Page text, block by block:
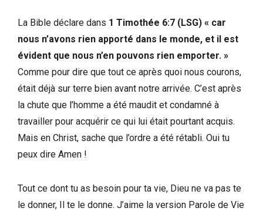
La Bible déclare dans 1 Timothée 6:7 (LSG) « car
nous n’avons rien apporté dans le monde, et il est
évident que nous n’en pouvons rien emporter. »
Comme pour dire que tout ce après quoi nous courons,
était déjà sur terre bien avant notre arrivée. C’est après
la chute que l’homme a été maudit et condamné à
travailler pour acquérir ce qui lui était pourtant acquis.
Mais en Christ, sache que l’ordre a été rétabli. Oui tu
peux dire Amen !
Tout ce dont tu as besoin pour ta vie, Dieu ne va pas te
le donner, Il te le donne. J’aime la version Parole de Vie